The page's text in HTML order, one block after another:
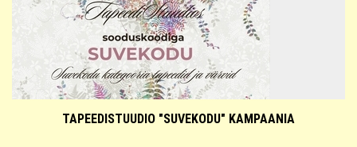
TAPEEDISTUUDIO "SUVEKODU" KAMPAANIA